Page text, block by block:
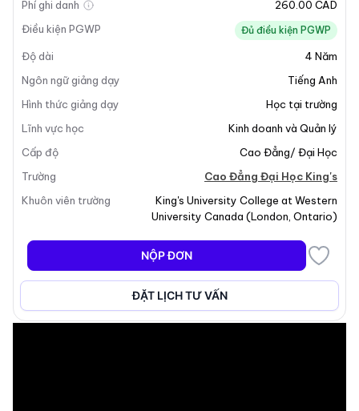
+5
Phí ghi danh
260.00 CAD
Điều kiện PGWP
Đủ điều kiện PGWP
Độ dài 4 Năm
Ngôn ngữ giảng dạy
Tiếng Anh
Hình thức giảng dạy
Học tại trường
Lĩnh vực học
Kinh doanh và Quản lý
Cấp độ
Cao Đẳng/ Đại Học
Trường
Cao Đẳng Đại Học King's
Khuôn viên trường
King's University College at Western
University Canada (London Ontario)
NỘP ĐƠN
ĐẶT LỊCH TƯ VẤN